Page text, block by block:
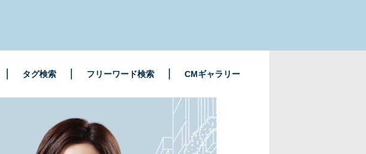
タグ検索 フリーワード検索 CMギャラリー